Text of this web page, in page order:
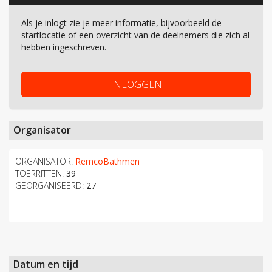
Als je inlogt zie je meer informatie, bijvoorbeeld de
startlocatie of een overzicht van de deelnemers die zich al
hebben ingeschreven.
INLOGGEN
Organisator
ORGANISATOR: RemcoBathmen
TOERRITTEN: 39
GEORGANISEERD: 27
Datum en tijd